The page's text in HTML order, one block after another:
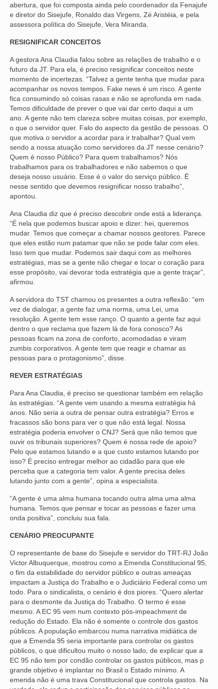
LGBTQIA+
MULHERES
SAÚDE
SOLIDARIEDADE
TÉCNICOS JUDICIÁRIOS
TECNOLOGIA DA INFORMAÇÃO
abertura, que foi composta ainda pelo coordenador da Fenajufe
e diretor do Sisejufe, Ronaldo das Virgens, Zé Aristéia, e pela
assessora política do Sisejufe, Vera Miranda.
RESIGNIFICAR CONCEITOS
A gestora Ana Claudia falou sobre as relações de trabalho e o
futuro da JT. Para ela, é preciso resignificar conceitos neste
momento de incertezas. “Talvez a gente tenha que mudar para
acompanhar os novos tempos. Fake news é um risco. A gente
fica consumindo só coisas rasas e não se aprofunda em nada.
Temos dificuldade de prever o que vai dar certo daqui a um
ano. A gente não tem clareza sobre muitas coisas, por exemplo,
o que o servidor quer. Falo do aspecto da gestão de pessoas. O
que motiva o servidor a acordar para ir trabalhar? Qual vem
sendo a nossa atuação como servidores da JT nesse cenário?
Quem é nosso Público? Para quem trabalhamos? Nós
trabalhamos para os trabalhadores e não sabemos o que
deseja nosso usuário. Esse é o valor do serviço público. É
nesse sentido que devemos resignificar nosso trabalho”,
apontou.
Ana Claudia diz que é preciso descobrir onde está a liderança.
“É nela que podemos buscar apoio e dizer: hei, queremos
mudar. Temos que começar a chamar nossos gestores. Parece
que eles estão num patamar que não se pode falar com eles.
Isso tem que mudar. Podemos sair daqui com as melhores
estratégias, mas se a gente não chegar e tocar o coração para
esse propósito, vai devorar toda estratégia que a gente traçar”,
afirmou.
A servidora do TST chamou os presentes a outra reflexão: “em
vez de dialogar, a gente faz uma norma, uma Lei, uma
resolução. A gente tem esse ranço. O quanto a gente faz aqui
dentro o que reclama que fazem lá de fora conosco? As
pessoas ficam na zona de conforto, acomodadas e viram
zumbis corporativos. A gente tem que reagir e chamar as
pessoas para o protagonismo”, disse.
REVER ESTRATÉGIAS
Para Ana Claudia, é preciso se questionar também em relação
às estratégias. “A gente vem usando a mesma estratégia há
anos. Não seria a outra de pensar outra estratégia? Erros e
fracassos são bons para ver o que não está legal. Nossa
estratégia poderia envolver o CNJ? Será que não temos que
ouvir os tribunais superiores? Quem é nossa rede de apoio?
Pelo que estamos lutando e a que custo estamos lutando por
isso? É preciso entregar melhor ao cidadão para que ele
perceba que a categoria tem valor. A gente precisa deles
lutando junto com a gente”, opina a especialista.
“A gente é uma alma humana tocando outra alma uma alma
humana. Temos que pensar e tocar as pessoas e fazer uma
onda positiva”, concluiu sua fala.
CENÁRIO PREOCUPANTE
O representante de base do Sisejufe e servidor do TRT-RJ João
Victor Albuquerque, mostrou como a Emenda Constitucional 95,
o fim da estabilidade do servidor público e outras ameaças
impactam a Justiça do Trabalho e o Judiciário Federal como um
todo. Para o sindicalista, o cenário é dos piores. “Quero alertar
para o desmonte da Justiça do Trabalho. O termo é esse
mesmo. A EC 95 vem num contexto pós-impeachment de
redução do Estado. Ela não é somente o controle dos gastos
públicos. A população embarcou numa narrativa midiática de
que a Emenda 95 seria importante para controlar os gastos
públicos, o que dificultou muito o nosso lado, de explicar que a
EC 95 não tem por condão controlar os gastos públicos, mas p
grande objetivo é implantar no Brasil o Estado mínimo. A
emenda não é uma trava Constitucional que controla gastos. Na